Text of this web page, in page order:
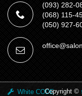
(093) 282-
(068) 115-
(050) 927-
White CODECopyright ©